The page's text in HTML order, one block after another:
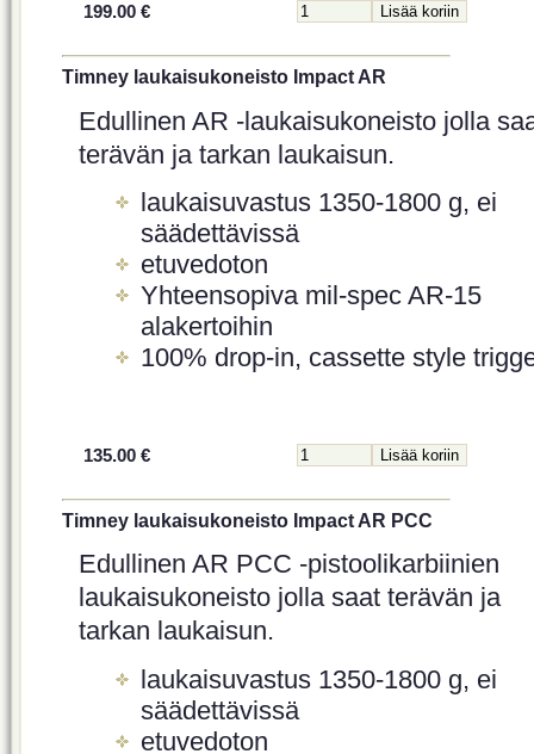
199.00 €
Timney laukaisukoneisto Impact AR
Edullinen AR -laukaisukoneisto jolla
terävän ja tarkan laukaisun.
laukaisuvastus 1350-1800 g, ei
säädettävissä
etuvedoton
Yhteensopiva mil-spec AR-15
alakertoihin
100% drop-in, cassette style
135.00 €
Timney laukaisukoneisto Impact AR PCC
Edullinen AR PCC -pistoolikarbiinien
laukaisukoneisto jolla saat terävän ja
tarkan laukaisun.
laukaisuvastus 1350-1800 g, ei
säädettävissä
etuvedoton